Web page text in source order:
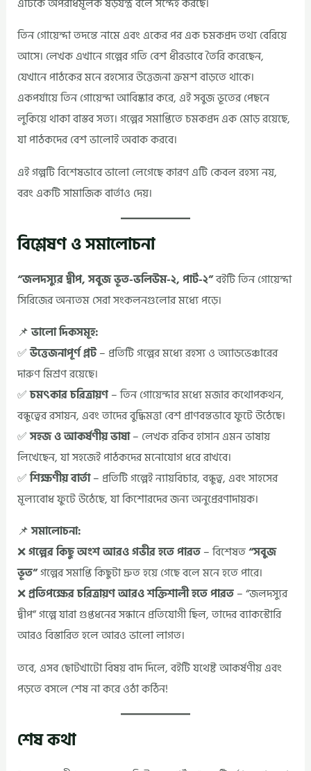
তিন গোয়েন্দা তদন্তে নামে এবং একের পর এক চমকপ্রদ তথ্য বেরিয়ে
আসে। লেখক এখানে গল্পের গতি বেশ ধীরভাবে তৈরি করেছেন,
যেখানে পাঠকের মনে রহস্যের উত্তেজনা ক্রমশ বাড়তে থাকে।
একপর্যায়ে তিন গোয়েন্দা আবিষ্কার করে, এই সবুজ ভূতের পেছনে
লুকিয়ে থাকা বাস্তব সত্য। গল্পের সমাপ্তিতে চমকপ্রদ এক মোড় রয়েছে,
যা পাঠকদের বেশ ভালোই অবাক করবে।
এই গল্পটি বিশেষভাবে ভালো লেগেছে কারণ এটি কেবল রহস্য নয়,
বরং একটি সামাজিক বার্তাও দেয়।
বিশ্লেষণ ও সমালোচনা
“জলদস্যুর দ্বীপ, সবুজ ভূত-ভলিউম-২, পার্ট-২”বইটি তিন গোয়েন্দা
সিরিজের অন্যতম সেরা সংকলনগুলোর মধ্যে পড়ে।
📌ভালো দিকসমূহ:
✅উত্তেজনাপূর্ণ প্লট– প্রতিটি গল্পের মধ্যে রহস্য ও অ্যাডভেঞ্চারের
দারুণ মিশ্রণ রয়েছে।
✅চমৎকার চরিত্রায়ণ– তিন গোয়েন্দার মধ্যে মজার কথোপকথন,
বন্ধুত্বের রসায়ন, এবং তাদের বুদ্ধিমত্তা বেশ প্রাণবন্তভাবে ফুটে উঠেছে।
✅সহজ ও আকর্ষণীয় ভাষা– লেখক রকিব হাসান এমন ভাষায়
লিখেছেন, যা সহজেই পাঠকদের মনোযোগ ধরে রাখবে।
✅শিক্ষণীয় বার্তা– প্রতিটি গল্পেই ন্যায়বিচার, বন্ধুত্ব, এবং সাহসের
মূল্যবোধ ফুটে উঠেছে, যা কিশোরদের জন্য অনুপ্রেরণাদায়ক।
📌সমালোচনা:
❌গল্পের কিছু অংশ আরও গভীর হতে পারত– বিশেষত“সবুজ
ভূত”গল্পের সমাপ্তি কিছুটা দ্রুত হয়ে গেছে বলে মনে হতে পারে।
❌প্রতিপক্ষের চরিত্রায়ণ আরও শক্তিশালী হতে পারত– “জলদস্যুর
দ্বীপ” গল্পে যারা গুপ্তধনের সন্ধানে প্রতিযোগী ছিল, তাদের ব্যাকস্টোরি
আরও বিস্তারিত হলে আরও ভালো লাগত।
তবে, এসব ছোটখাটো বিষয় বাদ দিলে, বইটি যথেষ্ট আকর্ষণীয় এবং
পড়তে বসলে শেষ না করে ওঠা কঠিন!
শেষ কথা